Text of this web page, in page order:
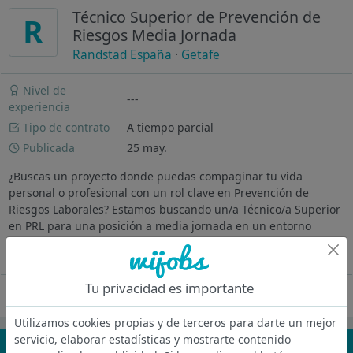
R
Técnico Superior de Prevención de
Riesgos Media Jornada
Randstad España · Getafe
Nivel de
experiencia
---
Tipo de contrato
A tiempo parcial
Publicada
25 may.
¿Buscas un proyecto donde puedas compaginar tu vida
personal o profesional con un rol clave en Prevención de
Riesgos Laborales? Estamos buscando un/a Técnico/a Superior
en PRL para una posición a media jornada en un entorno
altamente tecnológico y...
Oferta desactivada
Tu privacidad es importante
Utilizamos cookies propias y de terceros para darte un mejor
servicio, elaborar estadísticas y mostrarte contenido